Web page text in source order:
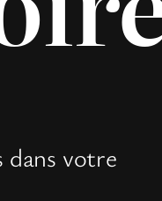
dans votre